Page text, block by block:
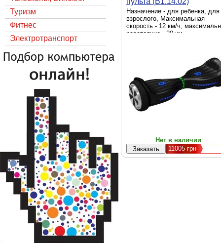
Туризм
Фитнес
Электротранспорт
Назначение - для ребенка, для
взрослого, Максимальная
скорость - 12 км/ч,
расстояние - 20 км,
черный, дополнительно - 2
Нет в наличии
11005 грн